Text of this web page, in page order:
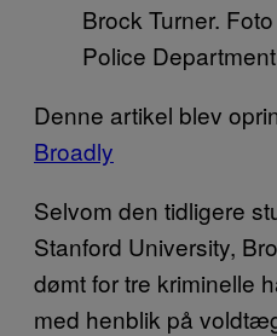
Brock Turner.
Police
Denne artikel blev
Broadly
Selvom den tidligere
Stanford University,
dømt for tre kriminelle
med henblik på